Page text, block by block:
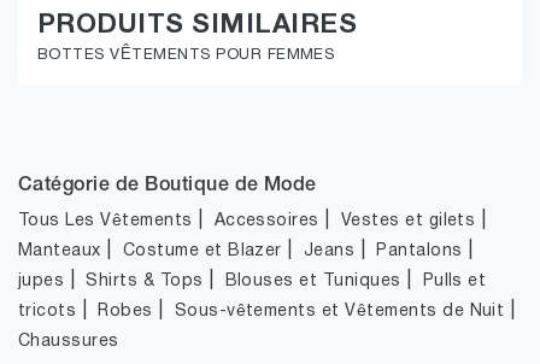
PRODUITS SIMILAIRES
BOTTES VÊTEMENTS POUR FEMMES
Catégorie de Boutique de Mode
Tous Les Vêtements Accessoires Vestes et gilets
Manteaux Costume et Blazer Jeans Pantalons
jupes |Shirts & Tops Blouses et Tuniques
Pulls et
tricots
Robes Sous-vêtements et Vêtements de Nuit
Chaussures